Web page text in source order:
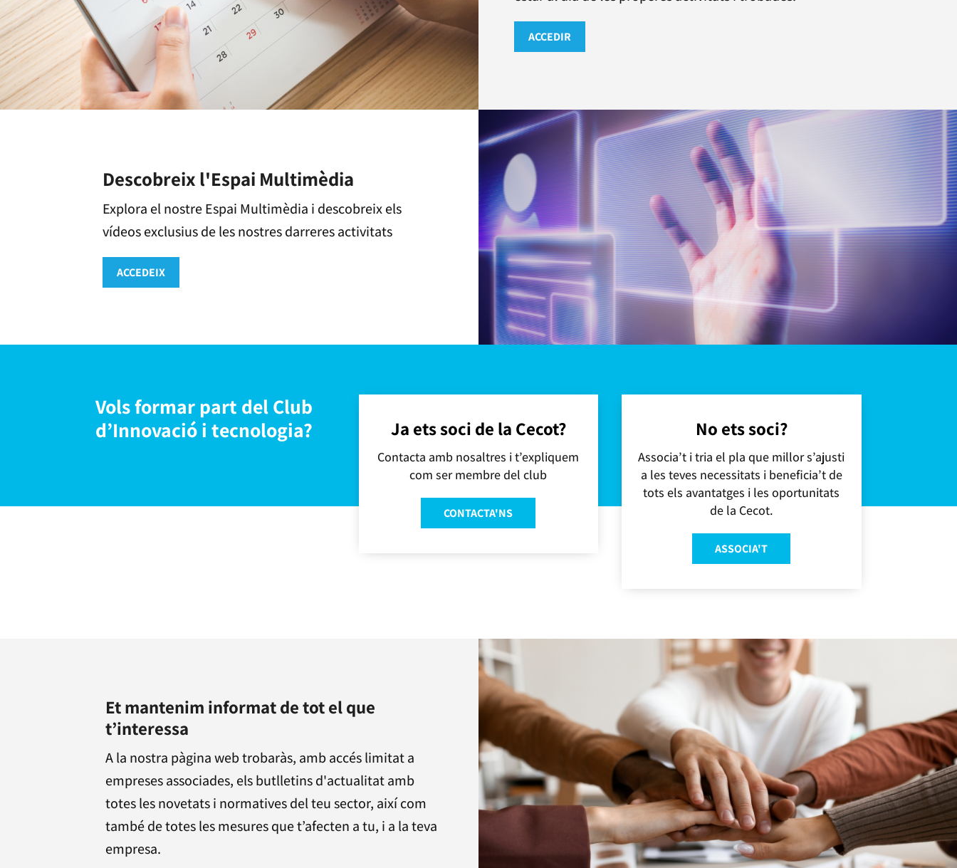
ACCEDIR
Descobreix l'Espai Multimèdia
Explora el nostre Espai Multimèdia i descobreix els
vídeos exclusius de les nostres darreres activitats
ACCEDEIX
Vols formar part del Club
d’Innovació i tecnologia?
Ja ets soci de la Cecot?
Contacta amb nosaltres i t’expliquem
com ser membre del club
CONTACTA'NS
No ets soci?
Associa’t i tria el pla que millor s’ajusti
a les teves necessitats i beneficia’t de
tots els avantatges i les oportunitats
de la Cecot.
ASSOCIA'T
Et mantenim informat de tot el que
t’interessa
A la nostra pàgina web trobaràs, amb accés limitat a
empreses associades, els butlletins d'actualitat amb
totes les novetats i normatives del teu sector, així com
també de totes les mesures que t’afecten a tu, i a la teva
empresa.